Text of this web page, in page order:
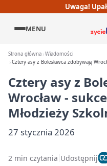
Uwaga!
MENU
Strona główna Wiadomości
Cztery asy z Bolesławca zdobywają
Cztery asy z
Wrocław -
Młodzieży
27 stycznia 2026
2 min czytania Udostępnij